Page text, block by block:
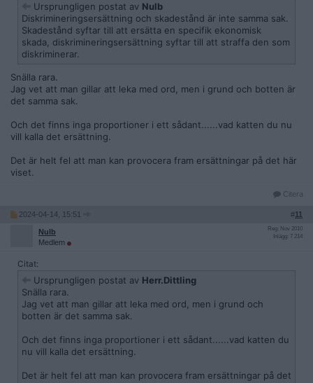
Ursprungligen postat av Nulb
Diskrimineringsersättning och skadestånd är inte samma sak.
Skadestånd syftar till att ersätta en specifik ekonomisk
skada, diskrimineringsersättning syftar till att straffa den som
diskriminerar.
Snälla rara.
Jag vet att man gillar att leka med ord, men i grund och botten är
det samma sak.
Och det finns inga proportioner i ett sådant......vad katten du nu
vill kalla det ersättning.
Det är helt fel att man kan provocera fram ersättningar på det här
viset.
Citera
2024-04-14, 15:51 #11
Nulb
Medlem
Reg: Nov 2010
Inlägg: 7 214
Citat:
Ursprungligen postat av Herr.Dittling
Snälla rara.
Jag vet att man gillar att leka med ord, men i grund och
botten är det samma sak.
Och det finns inga proportioner i ett sådant......vad katten du
nu vill kalla det ersättning.
Det är helt fel att man kan provocera fram ersättningar på det